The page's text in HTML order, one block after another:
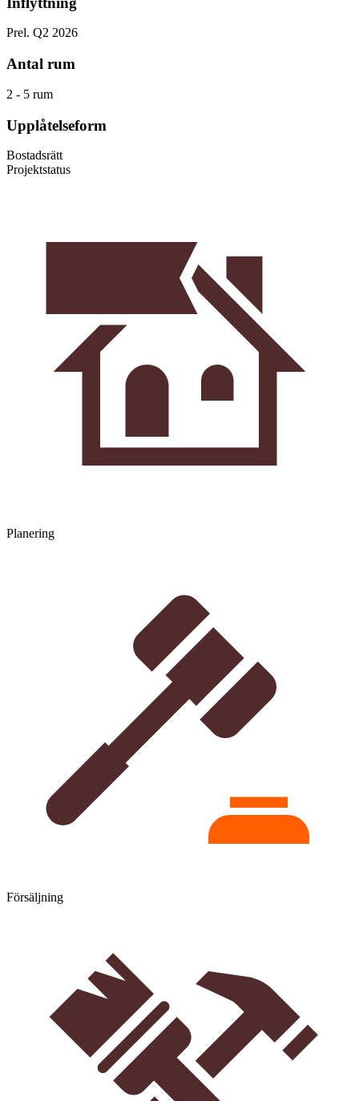
Prel. Q2 2026
Antal rum
2 - 5 rum
Upplåtelseform
Bostadsrätt
Projektstatus
Planering
Försäljning